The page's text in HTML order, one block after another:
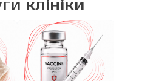
клініки